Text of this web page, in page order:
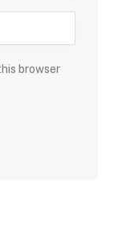
browser